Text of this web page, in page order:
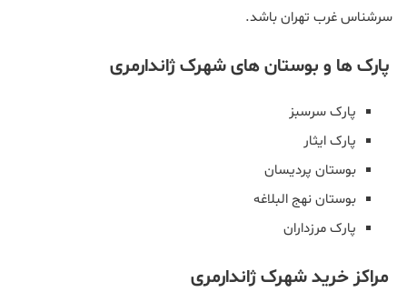
سرشناس غرب تهران باشد.
پارک ها و بوستان های شهرک ژاندارمری
پارک سرسبز
پارک ایثار
بوستان پردیسان
بوستان نهج البلاغه
پارک مرزداران
مراکز خرید شهرک ژاندارمری